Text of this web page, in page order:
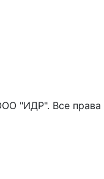
"ИДР". Все права